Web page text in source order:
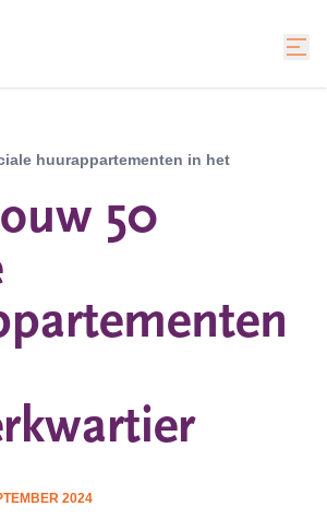
huurappartementen in het
50
2024